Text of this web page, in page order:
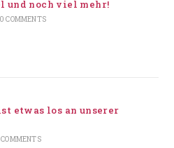
und noch viel mehr!
0 COMMENTS
etwas los an unserer